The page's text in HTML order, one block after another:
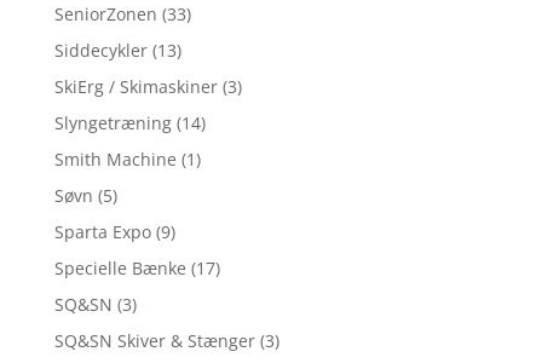
SeniorZonen (33)
Siddecykler (13)
SkiErg / Skimaskiner (3)
Slyngetræning (14)
Smith Machine (1)
Søvn (5)
Sparta Expo (9)
Specielle Bænke (17)
SQ&SN (3)
SQ&SN Skiver & Stænger (3)